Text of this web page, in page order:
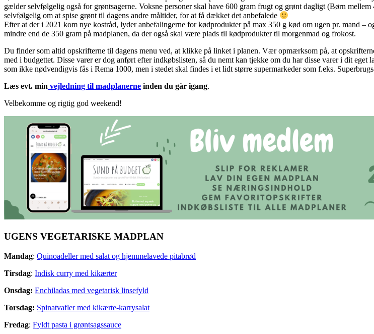
gælder selvfølgelig også for grøntsagerne. Voksne personer skal have 600 gram frugt og grønt dagligt (Børn
selvfølgelig om at spise grønt til dagens andre måltider, for at få dækket det anbefalede
Efter at der i 2021 kom nye kostråd, lyder anbefalingerne for kødprodukter på max 350 g kød om ugen pr. mand –
mindre end de 350 gram på madplanen, da der også skal være plads til kødprodukter til morgenmad og frokost.
Du finder som altid opskrifterne til dagens menu ved, at klikke på linket i planen. Vær opmærksom på, at
med i budgettet. Disse varer er dog anført efter indkøbslisten, så du nemt kan tjekke om du har disse varer i dit
som ikke nødvendigvis fås i Rema 1000, men i stedet skal findes i et lidt større supermarkeder som f.eks.
Læs evt. min vejledning til madplanerne inden du går igang.
Velbekomme og rigtig god weekend!
UGENS VEGETARISKE MADPLAN
Mandag: Quinoadeller med salat og hjemmelavede pitabrød
Tirsdag: Indisk curry med kikærter
Onsdag: Enchiladas med vegetarisk linsefyld
Torsdag: Spinatvafler med kikærte-karrysalat
Fredag: Fyldt pasta i grøntsagssauce